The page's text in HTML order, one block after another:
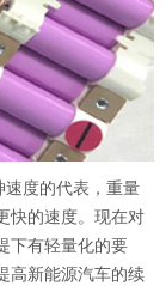
度的代表，重量
快的速度。现在对
下有轻量化的要
高新能源汽车的续